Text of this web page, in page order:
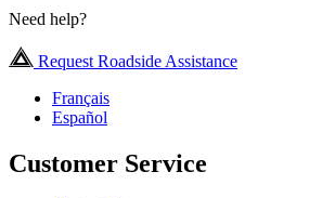
Need help?
Request Roadside Assistance
Français
Español
Customer Service